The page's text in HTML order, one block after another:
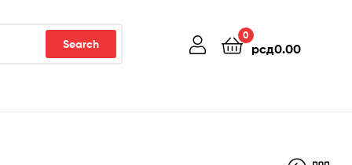
Search
0
рсд0.00